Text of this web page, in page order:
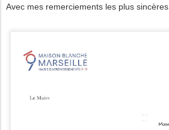
Avec mes remerciements les plus sincères.